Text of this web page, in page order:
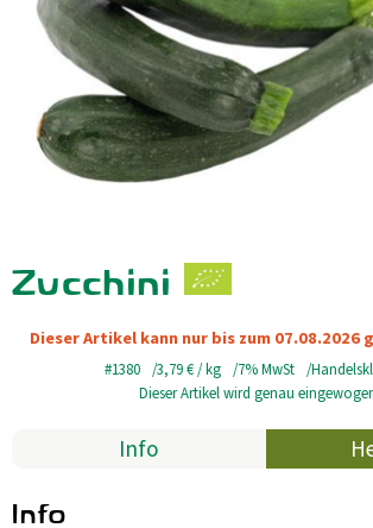
Kühltheke
GrüneWelt Bäckerei
Vorratskammer
Getränke
Haus, Garten, Tier & Co
So geht’s
Genossenschaft & Beitritt
Zucchini
Dieser Artikel kann nur bis zum
#1380 3,79 €/ kg 7% MwSt
Dieser Artikel wird genau
Info
Info